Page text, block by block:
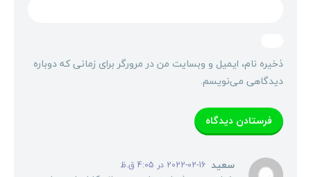
ذخیره نام، ایمیل و وبسایت من در مرورگر برای زمانی که دوباره
دیدگاهی می‌نویسم.
سعید گفت: 2022-02-16 در 4:05 ق.ظ